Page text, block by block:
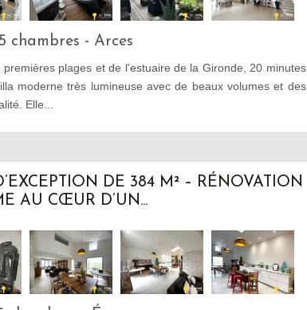
chambres - Arces
plages et de l'estuaire de la Gironde, 20 minutes
moderne très lumineuse avec de beaux volumes et des
Elle...
DE 384 M² – RÉNOVATION
AU CŒUR D’UN...